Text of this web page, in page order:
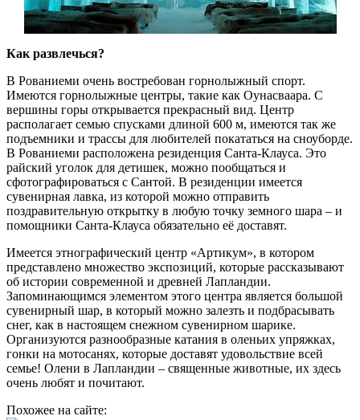
Как развлечься?
В Рованиеми очень востребован горнолыжный спорт.
Имеются горнолыжные центры, такие как Оунасваара. С
вершины горы открывается прекрасный вид. Центр
располагает семью спусками длиной 600 м, имеются так же
подъемники и трассы для любителей покататься на сноуборде.
В Рованиеми расположена резиденция Санта-Клауса. Это
райский уголок для детишек, можно пообщаться и
сфотографироваться с Сантой. В резиденции имеется
сувенирная лавка, из которой можно отправить
поздравительную открытку в любую точку земного шара – и
помощники Санта-Клауса обязательно её доставят.
Имеется этнографический центр «Артикум», в котором
представлено множество экспозиций, которые рассказывают
об истории современной и древней Лапландии.
Запоминающимся элементом этого центра является большой
сувенирный шар, в который можно залезть и подбрасывать
снег, как в настоящем снежном сувенирном шарике.
Организуются разнообразные катания в оленьих упряжках,
гонки на мотосанях, которые доставят удовольствие всей
семье! Олени в Лапландии – священные животные, их здесь
очень любят и почитают.
Похожее на сайте: